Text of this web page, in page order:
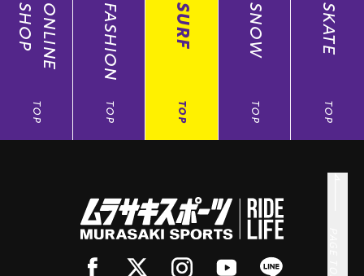
ONLINE
SHOP
TOP
FASHION
TOP
SURF
TOP
SNOW
TOP
SKATE
TOP